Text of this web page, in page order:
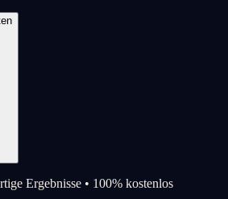
Ergebnisse • 100% kostenlos